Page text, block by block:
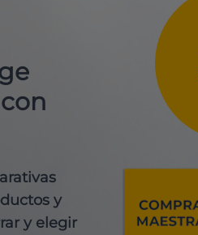
y
y elegir